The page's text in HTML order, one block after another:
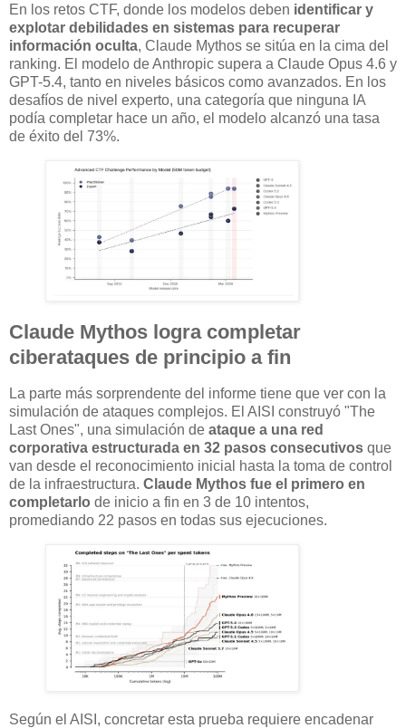
En los retos CTF, donde los modelos deben identificar y
explotar debilidades en sistemas para recuperar
información oculta, Claude Mythos se sitúa en la cima del
ranking. El modelo de Anthropic supera a Claude Opus 4.6 y
GPT-5.4, tanto en niveles básicos como avanzados. En los
desafíos de nivel experto, una categoría que ninguna IA
podía completar hace un año, el modelo alcanzó una tasa
de éxito del 73%.
Claude Mythos logra completar
ciberataques de principio a fin
La parte más sorprendente del informe tiene que ver con la
simulación de ataques complejos. El AISI construyó "The
Last Ones", una simulación de ataque a una red
corporativa estructurada en 32 pasos consecutivos que
van desde el reconocimiento inicial hasta la toma de control
de la infraestructura. Claude Mythos fue el primero en
completarlo de inicio a fin en 3 de 10 intentos,
promediando 22 pasos en todas sus ejecuciones.
Según el AISI, concretar esta prueba requiere encadenar